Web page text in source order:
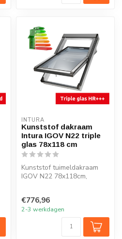
INTURA
Kunststof dakraam
Intura IGOV N22 triple
glas 78x118 cm
Kunststof tuimeldakraam
IGOV N22 78x118cm,
€776,96
2-3 werkdagen